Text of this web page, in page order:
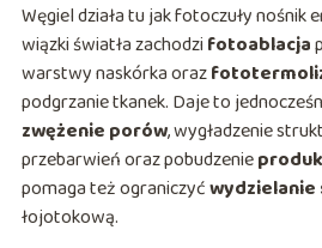
Węgiel działa tu jak fotoczuły nośnik
wiązki światła zachodzi fotoablacja
warstwy naskórka oraz
podgrzanie tkanek. Daje to
zwężenie porów, wygładzenie
przebarwień oraz pobudzenie
pomaga też ograniczyćwydzielanie
łojotokową.